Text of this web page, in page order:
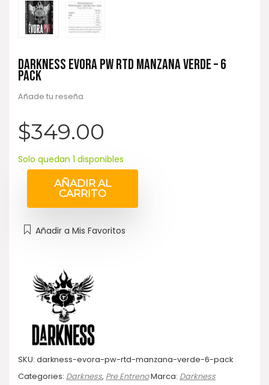
DARKNESS ÉVORA PW RTD MANZANA VERDE – 6
PACK
Añade tu reseña
$349.00
Solo quedan 1 disponibles
AÑADIR AL
CARRITO
Añadir a Mis Favoritos
SKU: darkness-evora-pw-rtd-manzana-verde-6-pack
Categories: Darkness, Pre EntrenoMarca: Darkness